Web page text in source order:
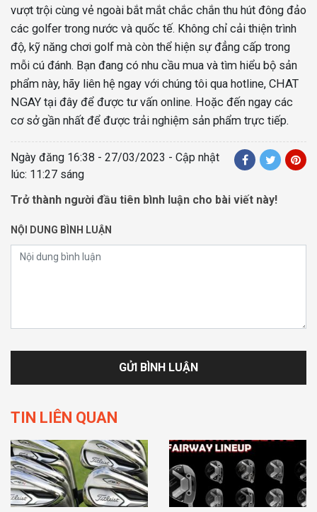
vượt trội cùng vẻ ngoài bắt mắt chắc chắn thu hút đông đảo
các golfer trong nước và quốc tế. Không chỉ cải thiện trình
độ, kỹ năng chơi golf mà còn thể hiện sự đẳng cấp trong
mỗi cú đánh. Bạn đang có nhu cầu mua và tìm hiểu bộ sản
phẩm này, hãy liên hệ ngay với chúng tôi qua hotline, CHAT
NGAY tại đây để được tư vấn online. Hoặc đến ngay các
cơ sở gần nhất để được trải nghiệm sản phẩm trực tiếp.
Ngày đăng 16:38 - 27/03/2023 - Cập nhật
lúc: 11:27 sáng
Trở thành người đầu tiên bình luận cho bài viết này!
NỘI DUNG BÌNH LUẬN
TIN LIÊN QUAN